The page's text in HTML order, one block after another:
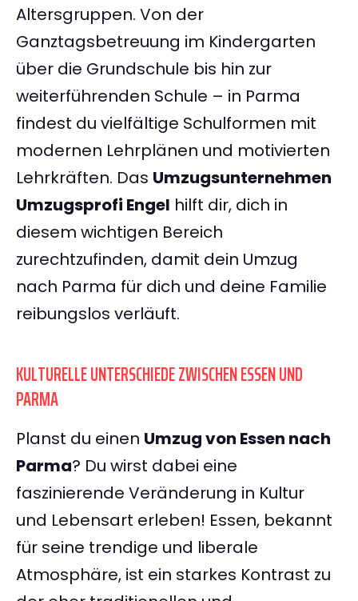
Altersgruppen. Von der
Ganztagsbetreuung im Kindergarten
über die Grundschule bis hin zur
weiterführenden Schule – in Parma
findest du vielfältige Schulformen mit
modernen Lehrplänen und motivierten
Lehrkräften. Das Umzugsunternehmen
Umzugsprofi Engel hilft dir, dich in
diesem wichtigen Bereich
zurechtzufinden, damit dein Umzug
nach Parma für dich und deine Familie
reibungslos verläuft.
KULTURELLE UNTERSCHIEDE ZWISCHEN ESSEN UND
PARMA
Planst du einen Umzug von Essen nach
Parma? Du wirst dabei eine
faszinierende Veränderung in Kultur
und Lebensart erleben! Essen, bekannt
für seine trendige und liberale
Atmosphäre, ist ein starkes Kontrast zu